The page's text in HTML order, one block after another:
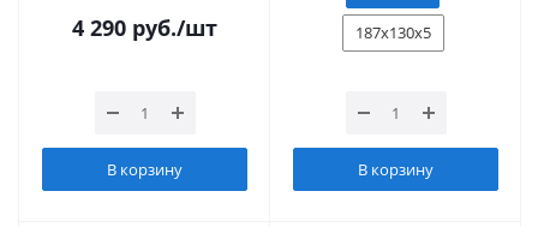
4 290 руб./шт
В корзину
187х130х5
В корзину